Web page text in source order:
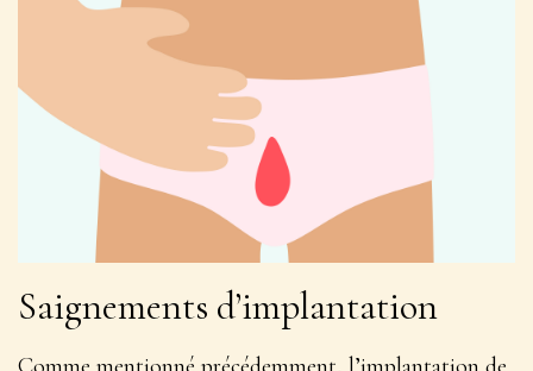
Saignements d’implantation